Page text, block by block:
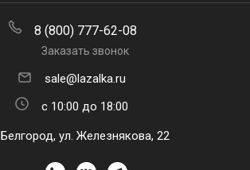
8 (800) 777-62-08
Заказать звонок
sale@lazalka.ru
с 10:00 до 18:00
Белгород, ул. Железнякова, 22